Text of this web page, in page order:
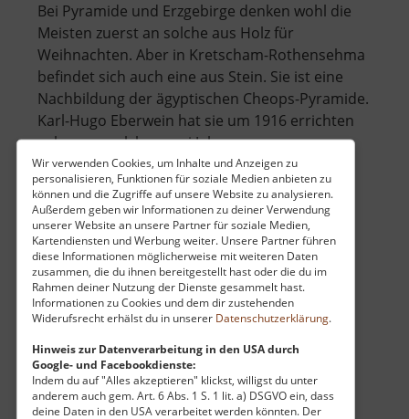
Wir verwenden Cookies, um Inhalte und Anzeigen zu
personalisieren, Funktionen für soziale Medien anbieten zu
können und die Zugriffe auf unsere Website zu analysieren.
Außerdem geben wir Informationen zu deiner Verwendung
unserer Website an unsere Partner für soziale Medien,
Kartendiensten und Werbung weiter. Unsere Partner führen
diese Informationen möglicherweise mit weiteren Daten
zusammen, die du ihnen bereitgestellt hast oder die du im
Rahmen deiner Nutzung der Dienste gesammelt hast.
Informationen zu Cookies und dem dir zustehenden
Widerufsrecht erhälst du in unserer Datenschutzerklärung.
Hinweis zur Datenverarbeitung in den USA durch
Google- und Facebookdienste:
Indem du auf "Alles akzeptieren" klickst, willigst du unter
anderem auch gem. Art. 6 Abs. 1 S. 1 lit. a) DSGVO ein, dass
deine Daten in den USA verarbeitet werden könnten. Der
Bei Pyramide und Erzgebirge denken wohl die
Meisten zuerst an solche aus Holz für
Weihnachten. Aber in Kretscham-Rothensehma
befindet sich auch eine aus Stein. Sie ist eine
Nachbildung der ägyptischen Cheops-Pyramide.
Karl-Hugo Eberwein hat sie um 1916 errichten
gelassen, welcher zwei Jahre zuvor se.. »
weiterlesenüber
Steinpyramide
Bismarckturm Wiesenbad
Mays Turm / Mittleres Erzgebirge
aktuell vom 13.04.2026 / Zugriffe: 34147
3 km vom aktuellen Standort